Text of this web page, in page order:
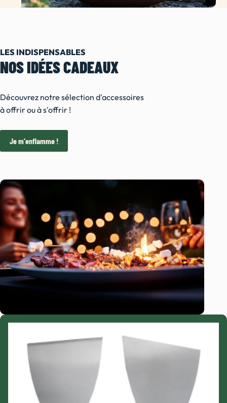
LES INDISPENSABLES
NOS IDÉES CADEAUX
Découvrez notre sélection d'accessoires
à offrir ou à s'offrir !
Je m'enflamme !